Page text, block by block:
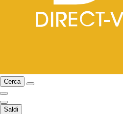
Cerca
Saldi